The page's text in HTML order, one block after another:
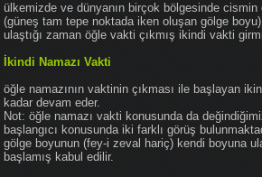
ülkemizde ve dünyanın birçok bölgesinde
(güneş tam tepe noktada iken oluşan gölge
ulaştığı zaman öğle vakti çıkmış ikindi vakti
İkindi Namazı Vakti
öğle namazının vaktinin çıkması ile başlayan
kadar devam eder.
Not: öğle namazı vakti konusunda da
başlangıcı konusunda iki farklı görüş
gölge boyunun (fey-i zeval hariç) kendi boyuna
başlamış kabul edilir.